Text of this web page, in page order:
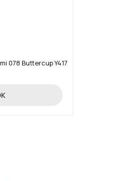
078 Buttercup Y417